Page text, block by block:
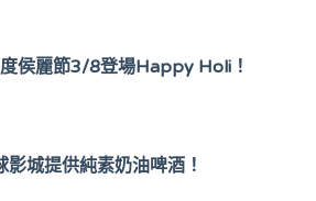
侯麗節3/8登場Happy Holi！
影城提供純素奶油啤酒！